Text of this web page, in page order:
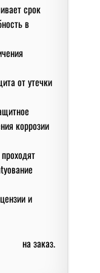
срок
в
от утечки
коррозии
и
на заказ.